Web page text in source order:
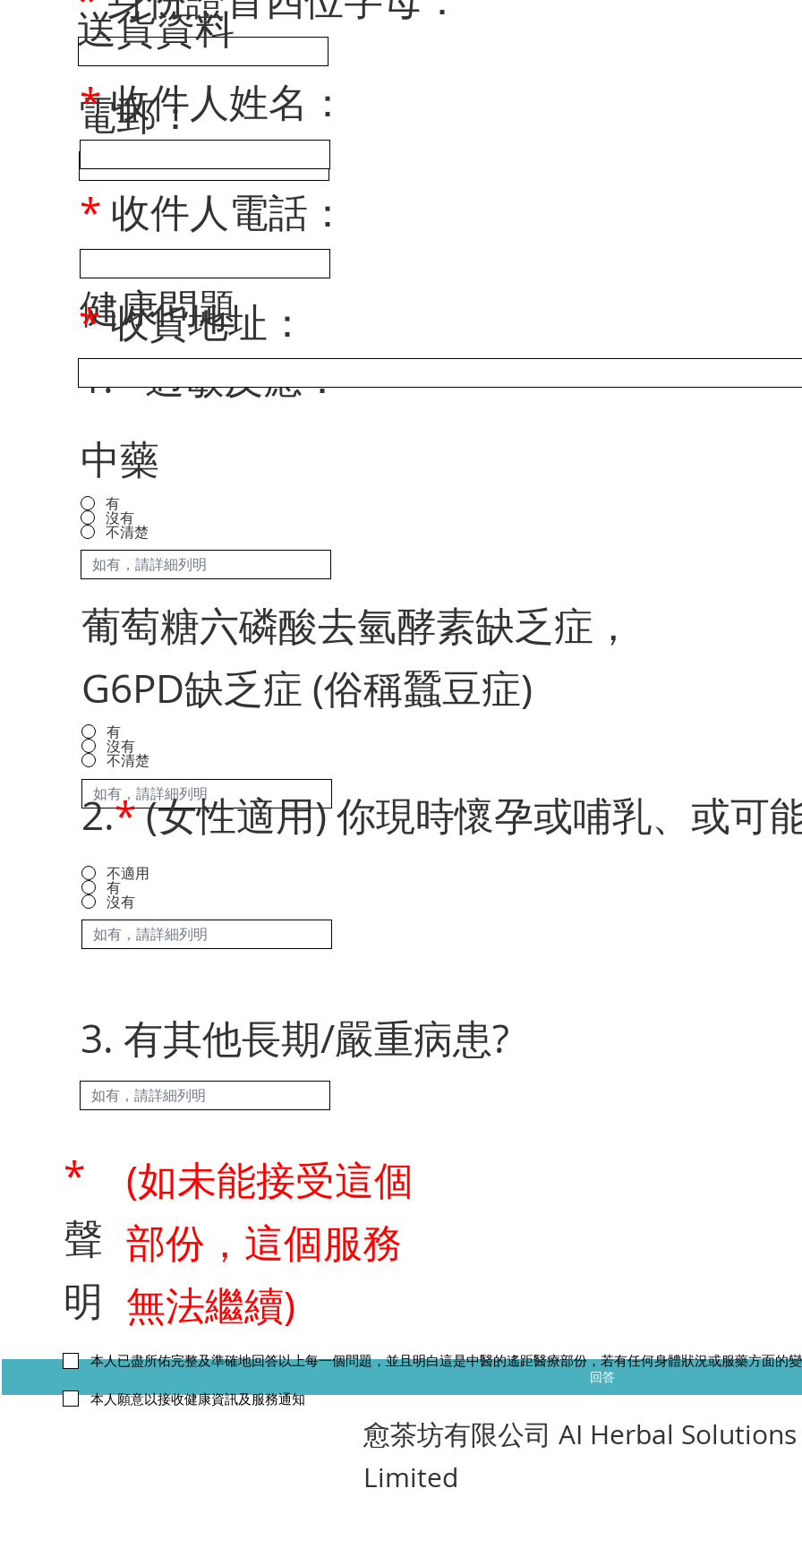
回答
3. 有其他長期/嚴重病患?
1.*過敏反應：
中藥
有
沒有
不清楚
葡萄糖六磷酸去氫酵素缺乏症，
G6PD缺乏症 (俗稱蠶豆症)
有
沒有
不清楚
健康問題
電郵：
*
聲
明
(如未能接受這個
部份，這個服務
無法繼續)
本人已盡所佑完整及準確地回答以上每一個問題，並且明白這是中醫的遙距醫療部份，若有任何身體狀況或服藥方面的
本人願意以接收健康資訊及服務通知
2.*(女性適用) 你現時懷孕或哺乳、或可
不適用
有
沒有
​送貨資料
*收件人姓名：
* 收件人電話：
*收貨地址：
​愈茶坊有限公司 AI Herbal Solutions
Limited